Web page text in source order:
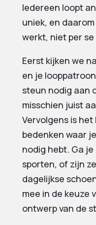
Iedereen loopt
uniek, en
werkt, niet per
Eerst kijken we
en je
steun nodig aan
misschien juist
Vervolgens is
bedenken waar
nodig hebt. Ga
sporten, of zijn
dagelijkse
mee in de keuze
ontwerp van de